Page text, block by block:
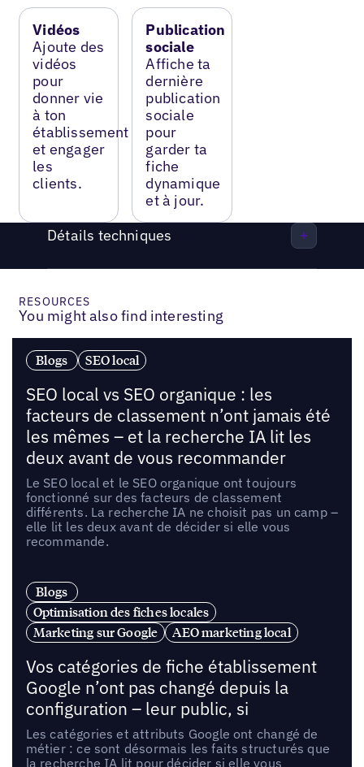
Vidéos
Ajoute des
vidéos
pour
donner vie
à ton
établissement
et engager
les
clients.
Publication
sociale
Affiche ta
dernière
publication
sociale
pour
garder ta
fiche
dynamique
et à jour.
Détails techniques
RESOURCES
You might also find interesting
Blogs SEO local
SEO local vs SEO organique : les
facteurs de classement n’ont jamais été
les mêmes – et la recherche IA lit les
deux avant de vous recommander
Le SEO local et le SEO organique ont toujours
fonctionné sur des facteurs de classement
différents. La recherche IA ne choisit pas un camp –
elle lit les deux avant de décider si elle vous
recommande.
Blogs
Optimisation des fiches locales
Marketing sur Google
AEO marketing local
Vos catégories de fiche établissement
Google n’ont pas changé depuis la
configuration – leur public, si
Les catégories et attributs Google ont changé de
métier : ce sont désormais les faits structurés que
la recherche IA lit pour décider si elle vous